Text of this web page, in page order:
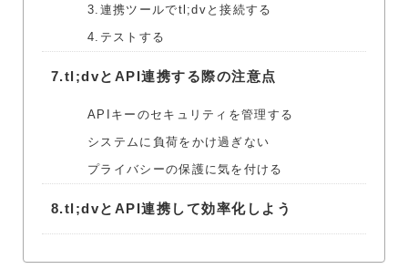
3.連携ツールでtl;dvと接続する
4.テストする
7.tl;dvとAPI連携する際の注意点
APIキーのセキュリティを管理する
システムに負荷をかけ過ぎない
プライバシーの保護に気を付ける
8.tl;dvとAPI連携して効率化しよう